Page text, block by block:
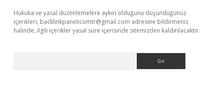
Hukuka ve yasal düzenlemelere aykırı olduğunu düşündüğünüz
içerikleri, backlinkpanelicomtr@gmail.com adresine bildirmeniz
halinde, ilgili içerikler yasal süre içerisinde sitemizden kaldırılacaktır.